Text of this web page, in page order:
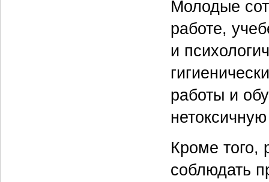
Молодые
работе,
и
работы и
Кроме того,
соблюдать